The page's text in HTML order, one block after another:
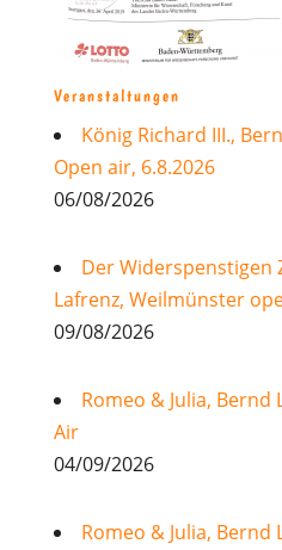
Veranstaltungen
König Richard III.,
Open air, 6.8.2026
06/08/2026
Der Widerspenstigen
Lafrenz, Weilmünster
09/08/2026
Romeo & Julia, Bernd
Air
04/09/2026
Romeo & Julia, Bernd